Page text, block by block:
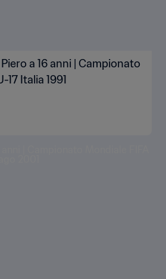
a 16 anni | Campionato
17 Italia 1991